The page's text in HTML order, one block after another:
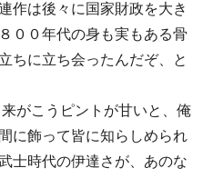
作は後々に国家財政を大き
００年代の身も実もある骨
ちに立ち会ったんだぞ、と
がこうピントが甘いと、俺
に飾って皆に知らしめられ
士時代の伊達さが、あのな